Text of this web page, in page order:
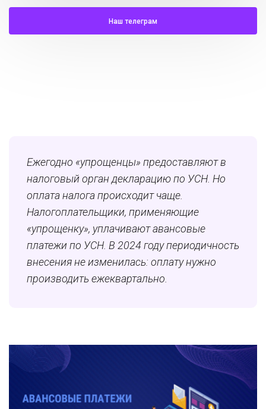
Наш телеграм
Ежегодно «упрощенцы» предоставляют в
налоговый орган декларацию по УСН. Но
оплата налога происходит чаще.
Налогоплательщики, применяющие
«упрощенку», уплачивают авансовые
платежи по УСН. В 2024 году периодичность
внесения не изменилась: оплату нужно
производить ежеквартально.